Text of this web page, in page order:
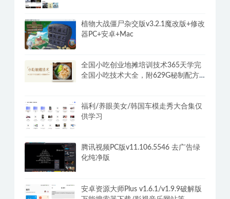
植物大战僵尸杂交版v3.2.1魔改版+修改
器PC+安卓+Mac
全国小吃创业地摊培训技术365天学完
全国小吃技术大全，附629G秘制配方
福利/养眼美女/韩国车模走秀大合集仅
供学习
腾讯视频PC版v11.106.5546 去广告绿
化纯净版
安卓资源大师Plus v1.6.1/v1.9.9破解版